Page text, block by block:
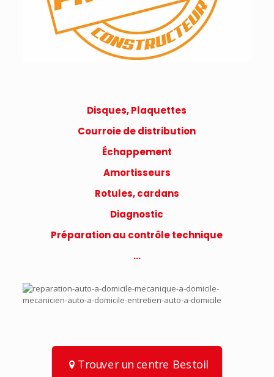
Disques, Plaquettes
Courroie de distribution
Échappement
Amortisseurs
Rotules, cardans
Diagnostic
Préparation au contrôle technique
…
Trouver un centre Bestoil